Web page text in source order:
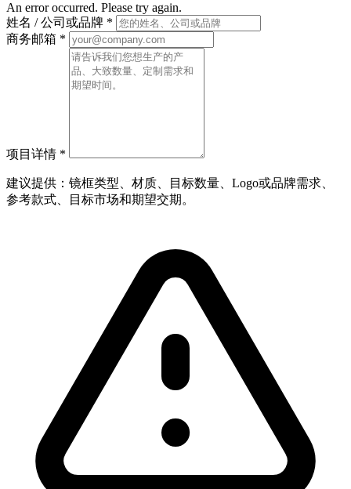
An error occurred. Please try again.
姓名 / 公司或品牌 *
商务邮箱 *
项目详情 *
建议提供：镜框类型、材质、目标数量、Logo或品牌需求、
参考款式、目标市场和期望交期。